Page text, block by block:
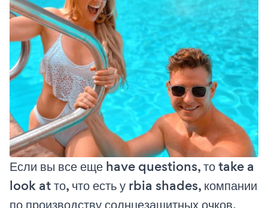
Если вы все еще have questions, то take a
look at то, что есть у rbia shades, компании